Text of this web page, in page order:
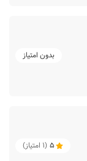
بدون امتیاز
5
(
1 امتیاز)